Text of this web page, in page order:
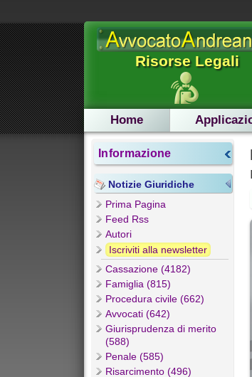
Risorse Legali
Home
Informazione
Notizie Giuridiche
Prima Pagina
Feed Rss
Autori
Iscriviti alla newsletter
Cassazione (4182)
Famiglia (815)
Procedura civile (662)
Avvocati (642)
Giurisprudenza di merito
(588)
Penale (585)
Risarcimento (496)